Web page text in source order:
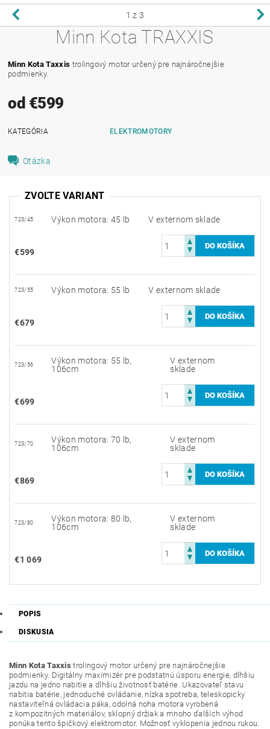
1 z 3
Minn Kota TRAXXIS
Minn Kota Taxxis trolingový motor určený pre najnáročnejšie
podmienky.
od €599
KATEGÓRIA ELEKTROMOTORY
Otázka
ZVOĽTE VARIANT
723/45 Výkon motora: 45 lb V externom sklade
€599
723/55 Výkon motora: 55 lb V externom sklade
€679
723/56
Výkon motora: 55 lb,
106cm
V externom
sklade
€699
723/70
Výkon motora: 70 lb,
106cm
V externom
sklade
€869
723/80
Výkon motora: 80 lb,
106cm
V externom
sklade
€1 069
POPIS
DISKUSIA
Minn Kota Taxxistrolingový motor určený pre najnáročnejšie
podmienky. Digitálny maximizér pre podstatnú úsporu energie, dlhšiu
jazdu na jedno nabitie a dlhšiu životnosť batérie. Ukazovateľ stavu
nabitia batérie, jednoduché ovládanie, nízka spotreba, teleskopicky
nastaviteľná ovládacia páka, odolná noha motora vyrobená
z kompozitných materiálov, sklopný držiak a mnoho ďalších výhod
ponúka tento špičkový elektromotor. Možnosť vyklopenia jednou rukou.